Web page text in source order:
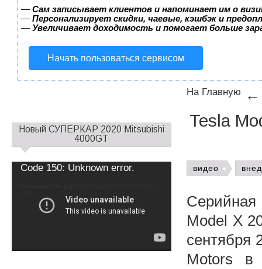
— Сам записывает клиентов и напоминает им о
— Персонализирует скидки, чаевые, кэшбэк и
— Увеличивает доходимость и помогает больше
Начать пользоваться сервисом
На Главную
Tesla
видео
Серийная
Model X
сентября
Motors в
С
д
Новый СУПЕРКАР 2020 Mitsubishi
4000GT
Video
Code 150: Unknown error.